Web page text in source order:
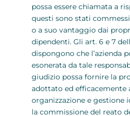
possa essere chiamata a
questi sono stati
o a suo vantaggio dai
dipendenti. Gli art. 6 e 7
dispongono che l’azienda
esonerata da tale
giudizio possa fornire la
adottato ed
organizzazione e gestione
la commissione del reato